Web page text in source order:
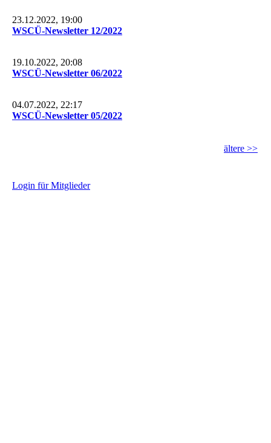
23.12.2022, 19:00
WSCÜ-Newsletter 12/2022
19.10.2022, 20:08
WSCÜ-Newsletter 06/2022
04.07.2022, 22:17
WSCÜ-Newsletter 05/2022
ältere >>
Login für Mitglieder